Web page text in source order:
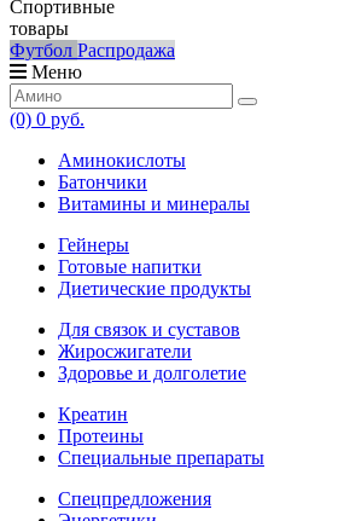
Спортивные
товары
Футбол Распродажа
Меню
(0) 0 руб.
Аминокислоты
Батончики
Витамины и минералы
Гейнеры
Готовые напитки
Диетические продукты
Для связок и суставов
Жиросжигатели
Здоровье и долголетие
Креатин
Протеины
Специальные препараты
Спецпредложения